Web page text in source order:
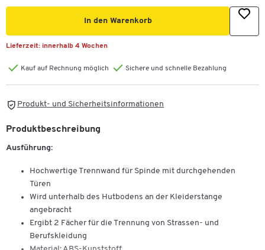
In den Warenkorb
Lieferzeit: innerhalb 4 Wochen
Kauf auf Rechnung möglich Sichere und schnelle Bezahlung
Produkt- und Sicherheitsinformationen
Produktbeschreibung
Ausführung:
Hochwertige Trennwand für Spinde mit durchgehenden
Türen
Wird unterhalb des Hutbodens an der Kleiderstange
angebracht
Ergibt 2 Fächer für die Trennung von Strassen- und
Berufskleidung